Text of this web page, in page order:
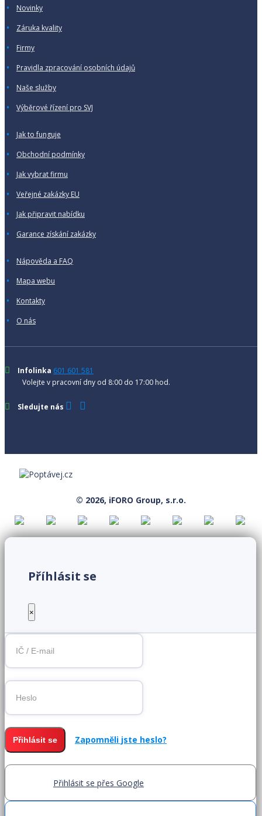
Novinky
Záruka kvality
Firmy
Pravidla zpracování osobních údajů
Naše služby
Výběrové řízení pro SVJ
Jak to funguje
Obchodní podmínky
Jak vybrat firmu
Veřejné zakázky EU
Jak připravit nabídku
Garance získání zakázky
Nápověda a FAQ
Mapa webu
Kontakty
O nás
Infolinka 601 601 581
Volejte v pracovní dny od 8:00 do 17:00 hod.
Sledujte nás
© 2026, iFORO Group, s.r.o.
Příhlásit se
×
Přihlásit se Zapomněli jste heslo?
Přihlásit se přes Google